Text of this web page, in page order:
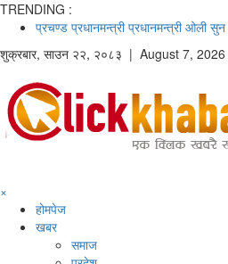
TRENDING :
प्रचण्ड प्रधानमन्त्री प्रधानमन्त्री ओली सुन
शुक्रबार, साउन २२, २०८३ | August 7, 2026
×
होमपेज
खबर
समाज